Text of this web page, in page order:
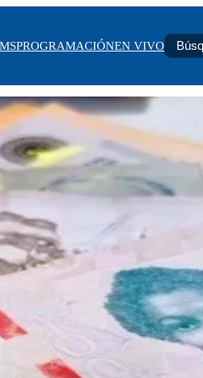
PROGRAMACIÓNEN VIVO